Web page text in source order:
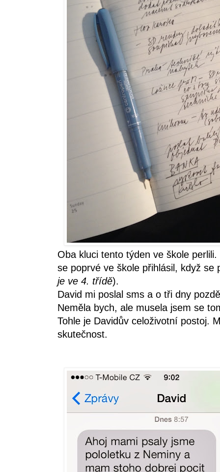
Oba kluci tento týden ve škole
se poprvé ve škole přihlásil, když
je ve 4. třídě).
David mi poslal sms a o tři dny
Neměla bych, ale musela jsem se
Tohle je Davidův celoživotní postoj.
skutečnost.